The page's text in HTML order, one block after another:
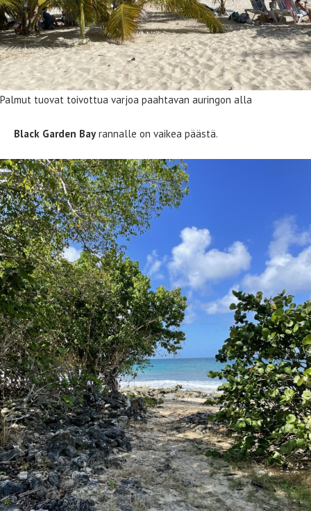
Palmut tuovat toivottua varjoa paahtavan auringon alla
Black Garden Bayrannalle on vaikea päästä.